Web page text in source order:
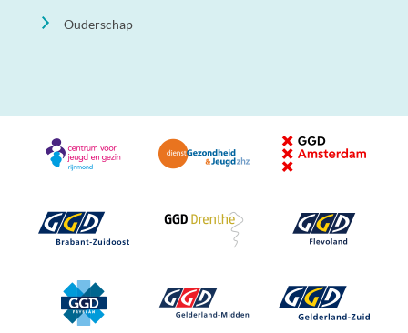
Ouderschap